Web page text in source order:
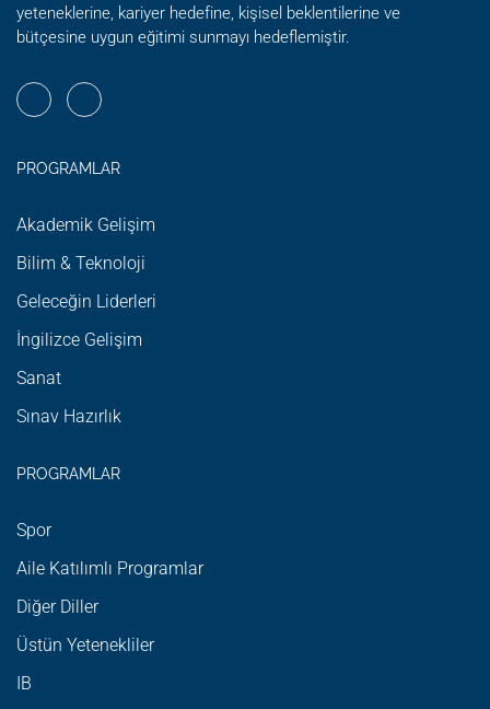
yeteneklerine, kariyer hedefine, kişisel beklentilerine ve
bütçesine uygun eğitimi sunmayı hedeflemiştir.
PROGRAMLAR
Akademik Gelişim
Bilim & Teknoloji
Geleceğin Liderleri
İngilizce Gelişim
Sanat
Sınav Hazırlık
PROGRAMLAR
Spor
Aile Katılımlı Programlar
Diğer Diller
Üstün Yetenekliler
IB